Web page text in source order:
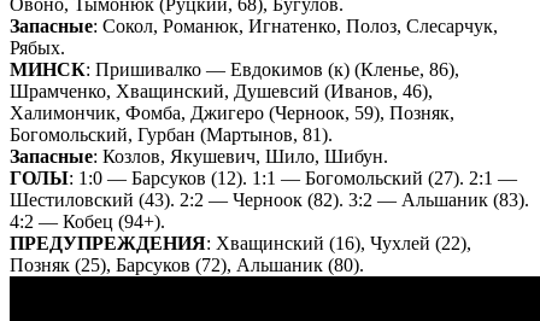
Запасные: Сокол, Романюк, Игнатенко, Полоз, Слесарчук,
Рябых.
МИНСК: Пришивалко — Евдокимов (к) (Кленье, 86),
Шрамченко, Хващинский, Душевсий (Иванов, 46),
Халимончик, Фомба, Джигеро (Черноок, 59), Позняк,
Богомольский, Гурбан (Мартынов, 81).
Запасные: Козлов, Якушевич, Шило, Шибун.
ГОЛЫ: 1:0 — Барсуков (12). 1:1 — Богомольский (27). 2:1 —
Шестиловский (43). 2:2 — Черноок (82). 3:2 — Альшаник (83).
4:2 — Кобец (94+).
ПРЕДУПРЕЖДЕНИЯ: Хващинский (16), Чухлей (22),
Позняк (25), Барсуков (72), Альшаник (80).